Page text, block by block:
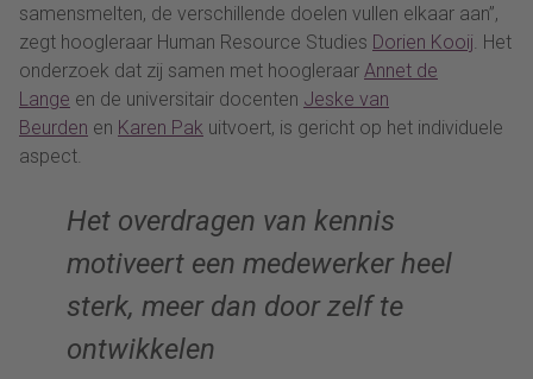
samensmelten, de verschillende doelen vullen elkaar aan”,
zegt hoogleraar Human Resource Studies Dorien Kooij. Het
onderzoek dat zij samen met hoogleraar Annet de
Lange en de universitair docenten Jeske van
Beurden en Karen Pak uitvoert, is gericht op het individuele
aspect.
Het overdragen van kennis
motiveert een medewerker heel
sterk, meer dan door zelf te
ontwikkelen